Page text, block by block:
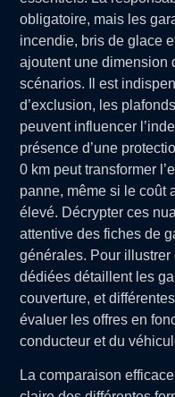
obligatoire, mais les
incendie, bris de glace
ajoutent une dimension
scénarios. Il est
d’exclusion, les
peuvent influencer
présence d’une
0 km peut transformer
panne, même si le coût
élevé. Décrypter ces
attentive des fiches de
générales. Pour
dédiées détaillent les
couverture, et
évaluer les offres en
conducteur et du
La comparaison